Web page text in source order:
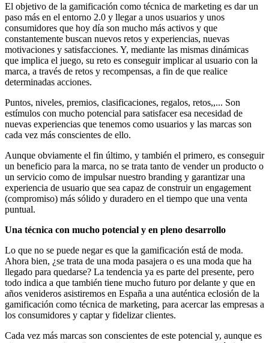
El objetivo de la gamificación como técnica de marketing es dar un
paso más en el entorno 2.0 y llegar a unos usuarios y unos
consumidores que hoy día son mucho más activos y que
constantemente buscan nuevos retos y experiencias, nuevas
motivaciones y satisfacciones. Y, mediante las mismas dinámicas
que implica el juego, su reto es conseguir implicar al usuario con la
marca, a través de retos y recompensas, a fin de que realice
determinadas acciones.
Puntos, niveles, premios, clasificaciones, regalos, retos,,... Son
estímulos con mucho potencial para satisfacer esa necesidad de
nuevas experiencias que tenemos como usuarios y las marcas son
cada vez más conscientes de ello.
Aunque obviamente el fin último, y también el primero, es conseguir
un beneficio para la marca, no se trata tanto de vender un producto o
un servicio como de impulsar nuestro branding y garantizar una
experiencia de usuario que sea capaz de construir un engagement
(compromiso) más sólido y duradero en el tiempo que una venta
puntual.
Una técnica con mucho potencial y en pleno desarrollo
Lo que no se puede negar es que la gamificación está de moda.
Ahora bien, ¿se trata de una moda pasajera o es una moda que ha
llegado para quedarse? La tendencia ya es parte del presente, pero
todo indica a que también tiene mucho futuro por delante y que en
años venideros asistiremos en España a una auténtica eclosión de la
gamificación como técnica de marketing, para acercar las empresas a
los consumidores y captar y fidelizar clientes.
Cada vez más marcas son conscientes de este potencial y, aunque es